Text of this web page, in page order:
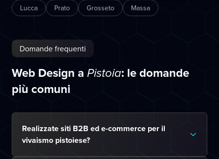
Lucca
Prato Grosseto Massa
Domande frequenti
Web Design a Pistoia: le domande
più comuni
Realizzate siti B2B ed e-commerce per il
vivaismo pistoiese?